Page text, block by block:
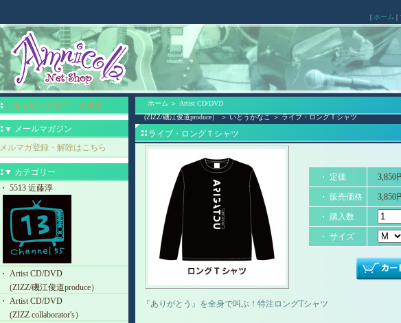
| ホーム |
ショッピングカートを見る
▼ メールマガジン
メルマガ登録・解除はこちら
▼ カテゴリー
・ 5513 近藤淳
・ Artist CD/DVD
(ZIZZ/磯江俊道produce）
・ Artist CD/DVD
(ZIZZ collaborator's）
ホーム ＞ Artist CD/DVD
(ZIZZ/磯江俊道produce）＞いとうかなこ＞ライブ・ロングＴシャツ
ライブ・ロングＴシャツ
・ 定価 3,850
・ 販売価格 3,850
・ 購入数
・ サイズ
『ありがとう』を全身で叫ぶ！特注ロングTシャツ